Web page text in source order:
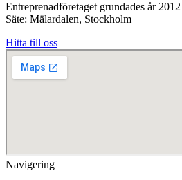
Entreprenadföretaget grundades år 2012
Säte: Mälardalen, Stockholm
Hitta till oss
Navigering